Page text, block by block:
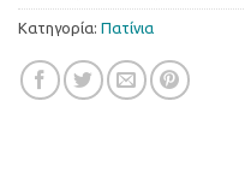
Κατηγορία: Πατίνια